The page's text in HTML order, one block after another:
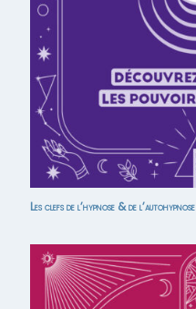
Les clefs de l’hypnose & de l’autohypnose